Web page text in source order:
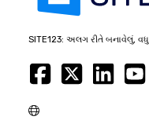
SITE123: અલગ રીતે બનાવેલું,